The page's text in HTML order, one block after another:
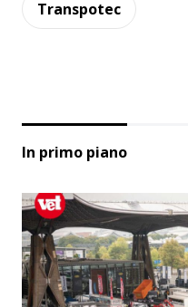
Transpotec
In primo piano